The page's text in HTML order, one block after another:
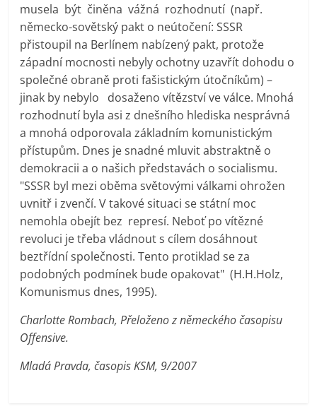
musela být činěna vážná rozhodnutí (např.
německo-sovětský pakt o neútočení: SSSR
přistoupil na Berlínem nabízený pakt, protože
západní mocnosti nebyly ochotny uzavřít dohodu o
společné obraně proti fašistickým útočníkům) –
jinak by nebylo dosaženo vítězství ve válce. Mnohá
rozhodnutí byla asi z dnešního hlediska nesprávná
a mnohá odporovala základním komunistickým
přístupům. Dnes je snadné mluvit abstraktně o
demokracii a o našich představách o socialismu.
"SSSR byl mezi oběma světovými válkami ohrožen
uvnitř i zvenčí. V takové situaci se státní moc
nemohla obejít bez represí. Neboť po vítězné
revoluci je třeba vládnout s cílem dosáhnout
beztřídní společnosti. Tento protiklad se za
podobných podmínek bude opakovat" (H.H.Holz,
Komunismus dnes, 1995).
Charlotte Rombach, Přeloženo z německého časopisu
Offensive.
Mladá Pravda, časopis KSM, 9/2007